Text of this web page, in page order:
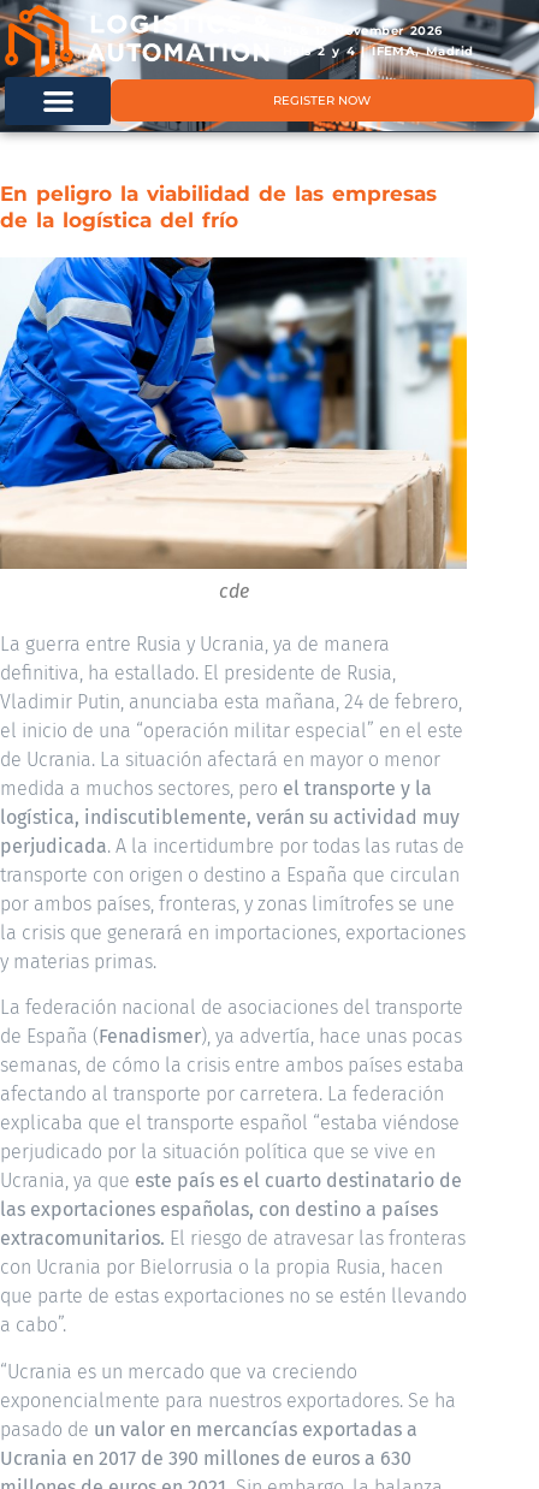
11 & 12 November 2026
Hals 2 y 4 | IFEMA, Madrid
REGISTER NOW
En peligro la viabilidad de las empresas
de la logística del frío
cde
La guerra entre Rusia y Ucrania, ya de manera
definitiva, ha estallado. El presidente de Rusia,
Vladimir Putin, anunciaba esta mañana, 24 de febrero,
el inicio de una “operación militar especial” en el este
de Ucrania. La situación afectará en mayor o menor
medida a muchos sectores, pero el transporte y la
logística, indiscutiblemente, verán su actividad muy
perjudicada. A la incertidumbre por todas las rutas de
transporte con origen o destino a España que circulan
por ambos países, fronteras, y zonas limítrofes se une
la crisis que generará en importaciones, exportaciones
y materias primas.
La federación nacional de asociaciones del transporte
de España (Fenadismer), ya advertía, hace unas pocas
semanas, de cómo la crisis entre ambos países estaba
afectando al transporte por carretera. La federación
explicaba que el transporte español “estaba viéndose
perjudicado por la situación política que se vive en
Ucrania, ya que este país es el cuarto destinatario de
las exportaciones españolas, con destino a países
extracomunitarios. El riesgo de atravesar las fronteras
con Ucrania por Bielorrusia o la propia Rusia, hacen
que parte de estas exportaciones no se estén llevando
a cabo”.
“Ucrania es un mercado que va creciendo
exponencialmente para nuestros exportadores. Se ha
pasado de un valor en mercancías exportadas a
Ucrania en 2017 de 390 millones de euros a 630